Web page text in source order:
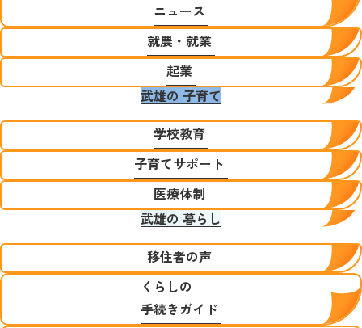
ニュース
就農・就業
起業
武雄の 子育て
学校教育
子育てサポート
医療体制
武雄の 暮らし
移住者の声
くらしの
手続きガイド